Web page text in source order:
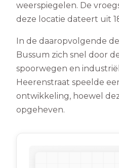
weerspiegelen. De
deze locatie dateert uit
In de daaropvolgende
Bussum zich snel door
spoorwegen en
Heerenstraat speelde
ontwikkeling, hoewel
opgeheven.